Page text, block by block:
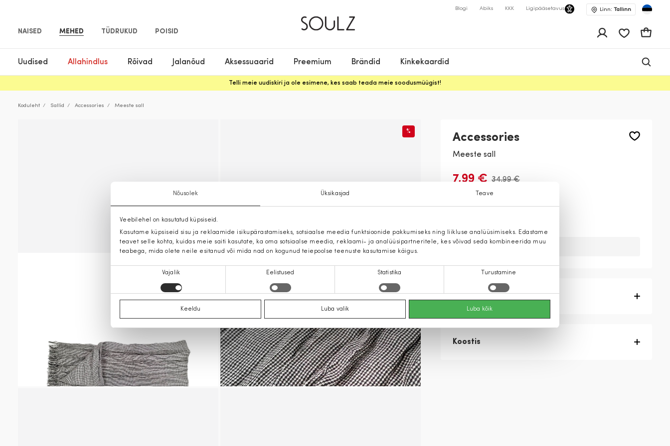
Nõusolek Üksikasjad Teave
Veebilehel on kasutatud küpsiseid.
Kasutame küpsiseid sisu ja reklaamide isikupärastamiseks, sotsiaalse meedia funktsioonide pakkumiseks ning liikluse analüüsimiseks. Edastame
teavet selle kohta, kuidas meie saiti kasutate, ka oma sotsiaalse meedia, reklaami- ja analüüsipartneritele, kes võivad seda kombineerida muu
teabega, mida olete neile esitanud või mida nad on kogunud teiepoolse teenuste kasutamise käigus.
Vajalik Eelistused Statistika Turustamine
Keeldu Luba valik Luba kõik
NAISED MEHED TÜDRUKUD POISID
Blogi Abiks KKK Ligipääsetavus Linn: Tallinn
Uudised Allahindlus Rõivad Jalanõud Aksessuaarid Preemium Brändid Kinkekaardid
Telli meie uudiskiri ja ole esimene, kes saab teada meie soodusmüügist!
Koduleht Sallid Accessories Meeste sall
%
Accessories
Meeste sall
7,99 € 34,99 €
Tootekirjeldus
Koostis